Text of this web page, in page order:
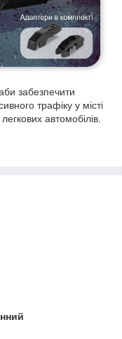
забезпечити
трафіку у місті
автомобілів.